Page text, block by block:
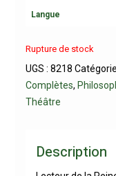
Langue
Rupture de stock
UGS : 8218
Complètes,
Théâtre
Description